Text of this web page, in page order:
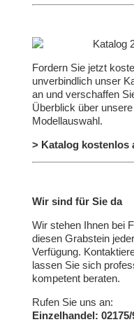
Fordern Sie jetzt
unverbindlich unser
an und verschaffen
Überblick über
Modellauswahl.
> Katalog kostenlos
Wir sind für Sie da
Wir stehen Ihnen bei
diesen Grabstein
Verfügung.
lassen Sie sich
kompetent beraten.
Rufen Sie uns an:
Einzelhandel: 02175/